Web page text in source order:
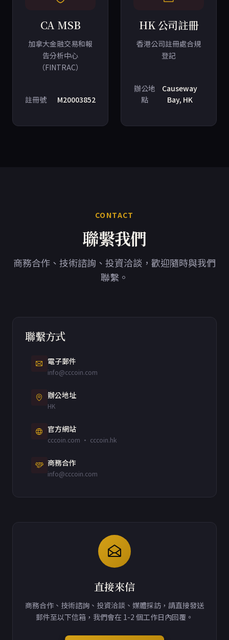
CA MSB
加拿大金融交易和報
告分析中心
（FINTRAC）
註冊號 M20003852
HK 公司註冊
香港公司註冊處合規
登記
辦公地
點
Causeway
Bay, HK
CONTACT
聯繫我們
商務合作、技術諮詢、投資洽談，歡迎隨時與我們
聯繫。
聯繫方式
電子郵件
info@cccoin.com
辦公地址
HK
官方網站
cccoin.com · cccoin.hk
商務合作
info@cccoin.com
直接來信
商務合作、技術諮詢、投資洽談、媒體採訪，請直接發送
郵件至以下信箱，我們會在 1-2 個工作日內回覆。